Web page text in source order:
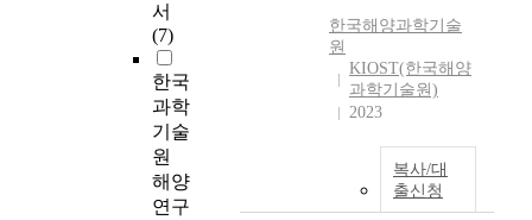
서
(7)
한국
과학
기술
원
해양
연구
한국해양과학기술
원
KIOST(한국해양
과학기술원)
2023
복사/대
출신청